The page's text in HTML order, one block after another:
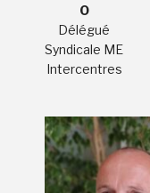
O
Délégué
Syndicale ME
Intercentres